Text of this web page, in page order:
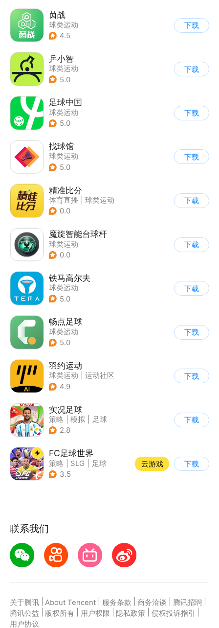
茵战
球类运动
4.5
下载
乒小智
球类运动
5.0
下载
足球中国
球类运动
5.0
下载
找球馆
球类运动
5.0
下载
精准比分
体育直播
球类运动
| 彩票
0.0
下载
魔旋智能台球杆
球类运动
0.0
下载
铁马高尔夫
球类运动
5.0
下载
畅点足球
球类运动
5.0
下载
羽约运动
球类运动
运动社区
4.9
下载
实况足球
策略 模拟
足球
| 实况足球
2.8
下载
FC足球世界
策略 SLG
足球
| 端游移植
3.5
云游戏 下载
联系我们
关于腾讯 About Tencent 服务条款 商务洽谈 腾讯招聘
腾讯公益
版权所有 用户权限 隐私政策 侵权投诉指引
用户协议